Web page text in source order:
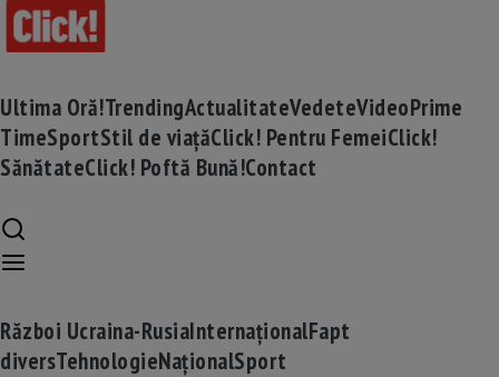
Ultima Oră!TrendingActualitateVedeteVideoPrime
TimeSportStil de viațăClick! Pentru FemeiClick!
SănătateClick! Poftă Bună!Contact
Război Ucraina-RusiaInternaționalFapt
diversTehnologieNaționalSport